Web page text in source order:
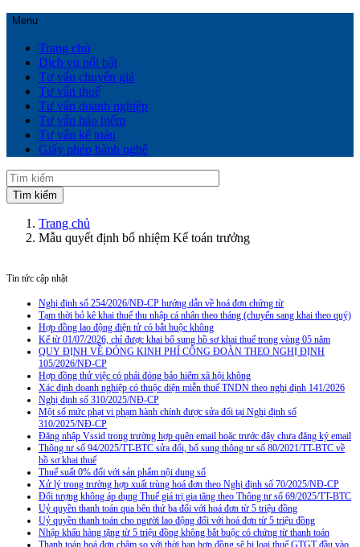
Menu
Trang chủ
Dịch vụ nổi bật
Tư vấn chuyển giá
Tư vấn thuế
Tư vấn doanh nghiệp
Tư vấn bảo hiểm
Tư vấn kế toán
Giấy phép hành nghề
Trang chủ
Mẫu quyết định bổ nhiệm Kế toán trưởng
Tin tức cập nhật
Nghị định số 254/2026/NĐ-CP hướng dẫn về hoá đơn chứng từ
Tạm thời bỏ kê khai thuế thu nhập cá nhân theo tháng (chuyển sang khai theo quý)
Hợp đồng lao động điện tử có bắt buộc không
Kể từ 01/07/2026, chỉ được khai bổ sung hồ sơ khai thuế trong vòng 05 năm
QUY ĐỊNH VỀ ĐÓNG KINH PHÍ CÔNG ĐOÀN THEO NGHỊ ĐỊNH
105/2026/NĐ-CP
Hợp đồng thử việc có phải đóng bảo hiểm xã hội không
Xác định doanh nghiệp có thuộc diện miễn thuế TNDN theo nghị định 141/2026
Nghị định số 310/2025/NĐ-CP
Một số mức phạt vi phạm hành chính được sửa đổi tại Nghị định số
310/2025/NĐ-CP
Đăng nhập Vssid trong trường hợp quên email hoặc trước đây chưa đăng ký email
Thông tư số 94/2025/TT-BTC sửa đổi, bổ sung thông tư số 80/2021/TT-BTC về
hồ sơ khai thuế
Thuế suất 0% đối với sản phẩm nội dung số
Xử lý trong trường hợp xuất trùng hoá đơn theo Nghị định số 70/2025/NĐ-CP
Đối tượng không áp dụng Thuế giá trị gia tăng theo Thông tư số 69/2025/TT-BTC
Uỷ quyền thanh toán qua bên thứ ba đối với hoá đơn từ 5 triệu đồng
Uỷ quyền thanh toán cho người lao động đối với hoá đơn từ 5 triệu đồng
Nhập khẩu hàng tặng từ 5 triệu đồng không bắt buộc có chứng từ thanh toán
Thanh toán hoá đơn chậm so với thời hạn hợp đồng sẽ bị loại thuế GTGT đầu vào